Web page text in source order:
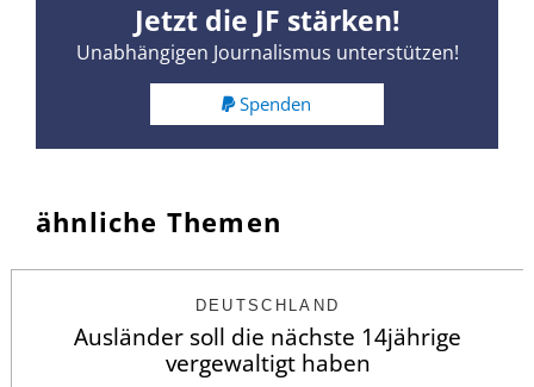
Jetzt die JF stärken!
Unabhängigen Journalismus unterstützen!
Spenden
ähnliche Themen
DEUTSCHLAND
Ausländer soll die nächste 14jährige
vergewaltigt haben